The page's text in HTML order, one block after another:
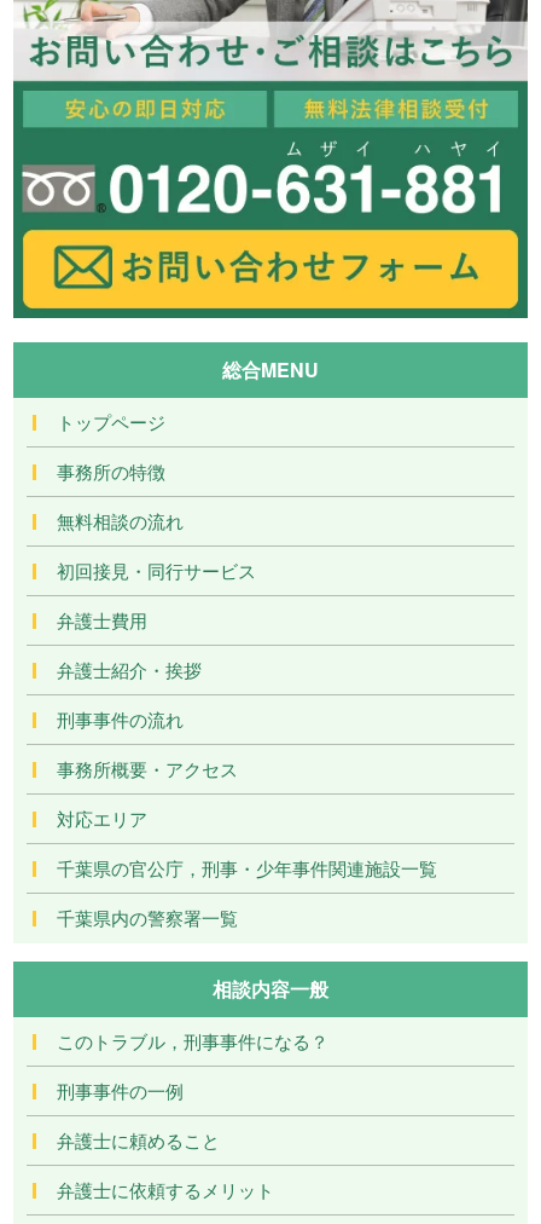
総合MENU
トップページ
事務所の特徴
無料相談の流れ
初回接見・同行サービス
弁護士費用
弁護士紹介・挨拶
刑事事件の流れ
事務所概要・アクセス
対応エリア
千葉県の官公庁，刑事・少年事件関連施設一覧
千葉県内の警察署一覧
相談内容一般
このトラブル，刑事事件になる？
刑事事件の一例
弁護士に頼めること
弁護士に依頼するメリット